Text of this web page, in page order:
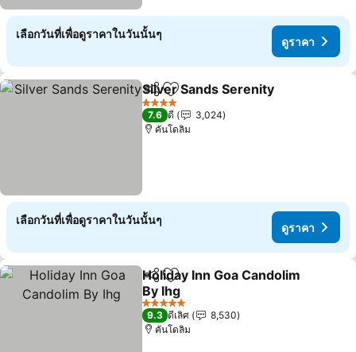
เลือกวันที่เพื่อดูราคาในวันนั้นๆ
ดูราคา
แชร์ เพิ่มในรายการโปรด
Silver Sands Serenity
4 ดาว
7.6 ดี
3,024
คันโดลิม
เลือกวันที่เพื่อดูราคาในวันนั้นๆ
ดูราคา
แชร์ เพิ่มในรายการโปรด
Holiday Inn Goa Candolim
By Ihg
5 ดาว
9.3 ดีเลิศ
8,530
คันโดลิม